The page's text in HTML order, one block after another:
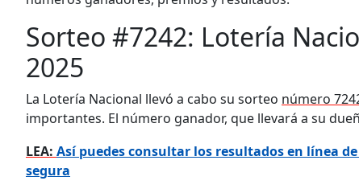
Sorteo #7242: Lotería
2025
La Lotería Nacional llevó a cabo su sorteo número
importantes. El número ganador, que llevará a su
LEA: Así puedes consultar los resultados en línea
segura